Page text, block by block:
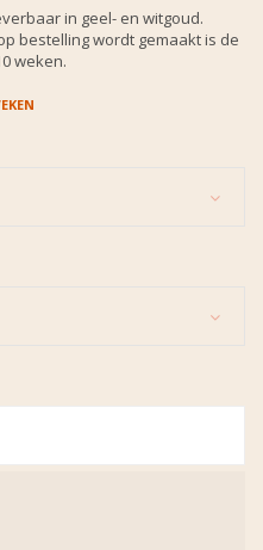
in geel- en witgoud.
bestelling wordt gemaakt is de
weken.